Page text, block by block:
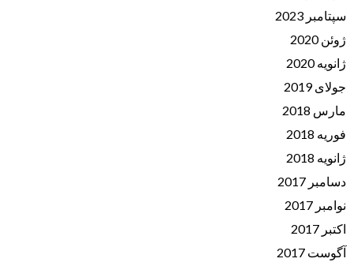
سپتامبر 2023
ژوئن 2020
ژانویه 2020
جولای 2019
مارس 2018
فوریه 2018
ژانویه 2018
دسامبر 2017
نوامبر 2017
اکتبر 2017
آگوست 2017